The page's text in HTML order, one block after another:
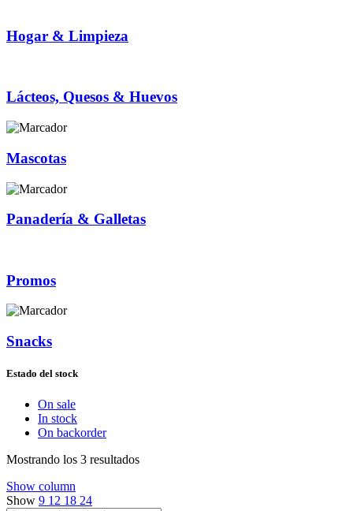
Hogar & Limpieza
Lácteos, Quesos & Huevos
Mascotas
Panadería & Galletas
Promos
Snacks
Estado del stock
On sale
In stock
On backorder
Mostrando los 3 resultados
Show column
Show 9 12 18 24